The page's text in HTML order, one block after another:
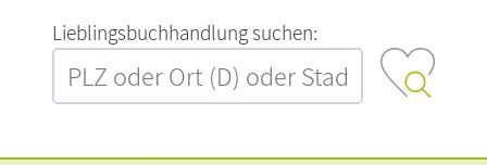
L‍i‍e‍b‍l‍i‍n‍g‍s‍b‍u‍c‍h‍h‍a‍n‍d‍l‍u‍n‍g‍ ‍s‍u‍c‍h‍e‍n‍:‍